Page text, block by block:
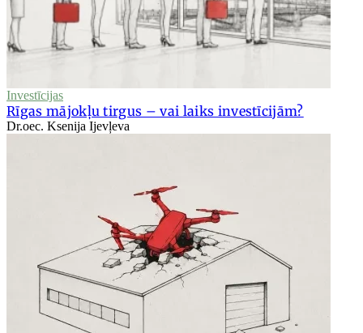
Investīcijas
Rīgas mājokļu tirgus – vai laiks investīcijām?
Dr.oec. Ksenija Ijevļeva